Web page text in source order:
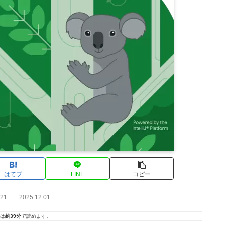
はてブ LINE コピー
2025.12.01
約39分で読めます。